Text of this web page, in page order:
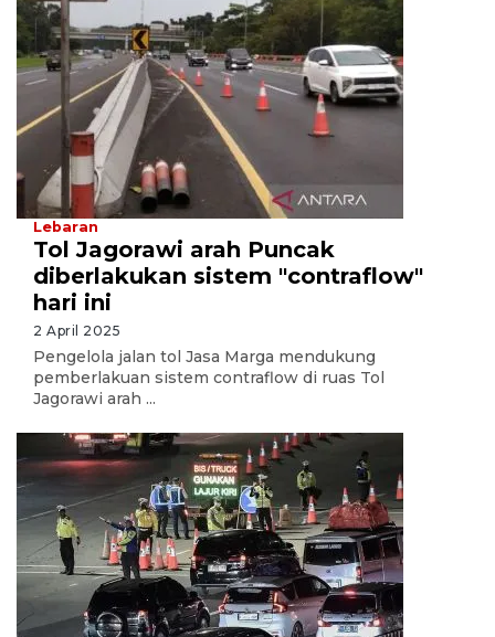
Lebaran
Tol Jagorawi arah Puncak
diberlakukan sistem "contraflow"
hari ini
2 April 2025
Pengelola jalan tol Jasa Marga mendukung
pemberlakuan sistem contraflow di ruas Tol
Jagorawi arah ...